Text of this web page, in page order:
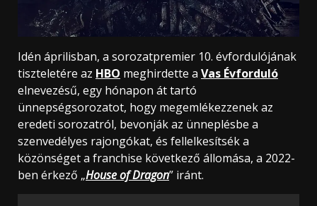
Idén áprilisban, a sorozatpremier 10. évfordulójának
tiszteletére az HBO meghirdette a Vas Évforduló
elnevezésű, egy hónapon át tartó
ünnepségsorozatot, hogy megemlékezzenek az
eredeti sorozatról, bevonják az ünneplésbe a
szenvedélyes rajongókat, és fellelkesítsék a
közönséget a franchise következő állomása, a 2022-
ben érkező „House of Dragon” iránt.